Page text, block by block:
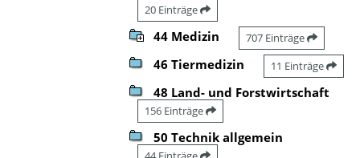
20 Einträge
44 Medizin 707 Einträge
46 Tiermedizin 11 Einträge
48 Land- und Forstwirtschaft
156 Einträge
50 Technik allgemein